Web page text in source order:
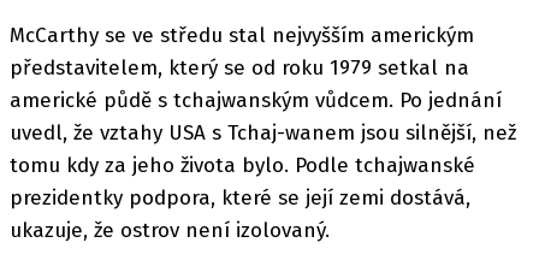
McCarthy se ve středu stal nejvyšším americkým
představitelem, který se od roku 1979 setkal na
americké půdě s tchajwanským vůdcem. Po jednání
uvedl, že vztahy USA s Tchaj-wanem jsou silnější, než
tomu kdy za jeho života bylo. Podle tchajwanské
prezidentky podpora, které se její zemi dostává,
ukazuje, že ostrov není izolovaný.